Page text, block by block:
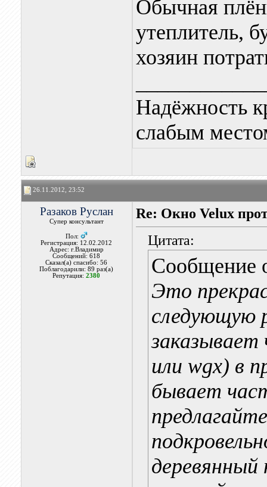
Обычная
утеплитель,
хозяин
Надёжность
слабым
26.11.2012, 23:52
Разаков Руслан
Супер консультант
Пол:
Регистрация: 12.02.2012
Адрес: г.Владимир
Сообщений: 618
Сказал(а) спасибо: 56
Поблагодарили: 89 раз(а)
Репутация:2380
Re: Окно Velux
Цитата:
Сообщение
Это
следующую
заказывает
или wgx) в
бывает